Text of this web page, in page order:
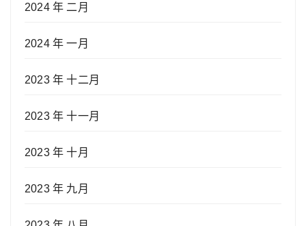
2024 年 二月
2024 年 一月
2023 年 十二月
2023 年 十一月
2023 年 十月
2023 年 九月